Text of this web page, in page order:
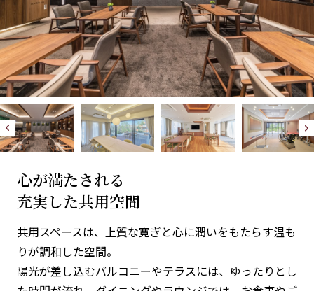
心が満たされる
充実した共用空間
共用スペースは、上質な寛ぎと心に潤いをもたらす温も
りが調和した空間。
陽光が差し込むバルコニーやテラスには、ゆったりとし